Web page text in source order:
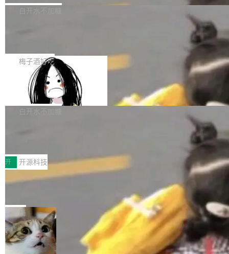
获配9...
题，该问题可能导致在旧版 Linux 内核...
P）！这一里程碑不仅标志着 Fluss 迈入新的发
长期停止内容更新，未能实现其作为“AI版维基百
提交的编辑请求也长期处于待处理状态。 Groki
pedia 于去年底上线，定位为由人工智能生成内
容的百科平台，被马斯克视为传统众包百科网站
维基百科的替代方案。Lawfare 调查发现，无论
热门页面还是低关注度页面，均未出现近期更
白开水不加糖
是这样的：配 MessageSource 的 Bean、写 R
eloadableResourceBundleMessageSource、
声明 LocaleResolver、注册 LocaleChangeInt
erceptor…五六步之后才能看到第一行翻译文
本。 Solon 换了个方式。整个 i18n 模块围绕三
梅子酒好吃
Apache Doris 4.1 全面增强 Iceberg：
支持 UPDATE、MERGE INTO 与 Iceb
erg V3
Apache Doris 4.1 要补齐的，正是缺失的那一
半。在已有查询能力的基础上，Doris 进一步支
常维护操作，并完整支持 Iceberg V3 格式。
白开水不加糖
村国家自主创新示范区会议中心开幕。本届大会
由中关村智联软件服务业质量创新联盟主办，以
“智构可信·质创未来——AI原生时代的质量新范
式”为主题，直面AI从实验室走向规模化产业落地
的核心质量命题。会上，《2026智能研发生产力
工具选型手册》发布，Testin云测的Testin XAge
nt智能测试系统入选AI测试领域代表产品。对CI
O而言，这提示了一个转变：AI测试正在从效率
开 开源科技
让非法状态不可表示：一篇关于 ADT
有一种东西，一旦用过就回不去了。Alex Fedos
eev 管它叫"软件设计的基石"。 他说的东西不新
鲜——代数数据类型（ADT），尤其是和类型
（sum type）。但他说清楚了一件事：这不是类
型系统的学术体操，是日常编码的思维方式。 文
局
Cloudflare 开源内部企业 AI 平台 Clou
dflare OS
Cloudflare 发布了一个开源项目 Cloudflare O